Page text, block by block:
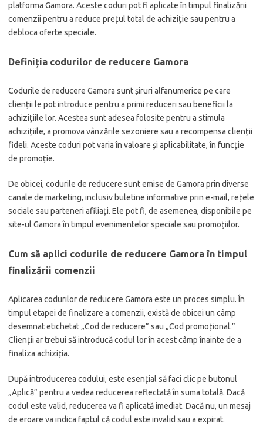
platforma Gamora. Aceste coduri pot fi aplicate în timpul finalizării
comenzii pentru a reduce prețul total de achiziție sau pentru a
debloca oferte speciale.
Definiția codurilor de reducere Gamora
Codurile de reducere Gamora sunt șiruri alfanumerice pe care
clienții le pot introduce pentru a primi reduceri sau beneficii la
achizițiile lor. Acestea sunt adesea folosite pentru a stimula
achizițiile, a promova vânzările sezoniere sau a recompensa clienții
fideli. Aceste coduri pot varia în valoare și aplicabilitate, în funcție
de promoție.
De obicei, codurile de reducere sunt emise de Gamora prin diverse
canale de marketing, inclusiv buletine informative prin e-mail, rețele
sociale sau parteneri afiliați. Ele pot fi, de asemenea, disponibile pe
site-ul Gamora în timpul evenimentelor speciale sau promoțiilor.
Cum să aplici codurile de reducere Gamora în timpul
finalizării comenzii
Aplicarea codurilor de reducere Gamora este un proces simplu. În
timpul etapei de finalizare a comenzii, există de obicei un câmp
desemnat etichetat „Cod de reducere” sau „Cod promoțional.”
Clienții ar trebui să introducă codul lor în acest câmp înainte de a
finaliza achiziția.
După introducerea codului, este esențial să faci clic pe butonul
„Aplică” pentru a vedea reducerea reflectată în suma totală. Dacă
codul este valid, reducerea va fi aplicată imediat. Dacă nu, un mesaj
de eroare va indica faptul că codul este invalid sau a expirat.